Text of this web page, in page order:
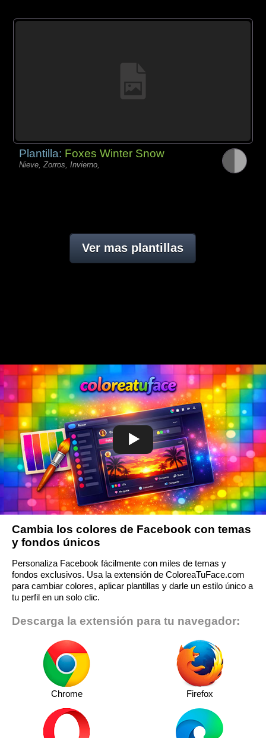
Plantilla: Foxes Winter Snow
Nieve, Zorros, Invierno,
Ver mas plantillas
Cambia los colores de Facebook con temas
y fondos únicos
Personaliza Facebook fácilmente con miles de temas y
fondos exclusivos. Usa la extensión de ColoreaTuFace.com
para cambiar colores, aplicar plantillas y darle un estilo único a
tu perfil en un solo clic.
Descarga la extensión para tu navegador:
Chrome Firefox